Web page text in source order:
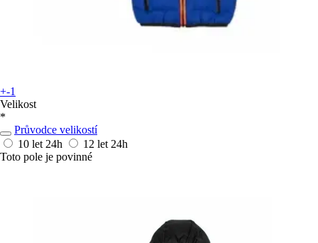
+-1
Velikost
*
Průvodce velikostí
10 let 24h 12 let 24h
Toto pole je povinné